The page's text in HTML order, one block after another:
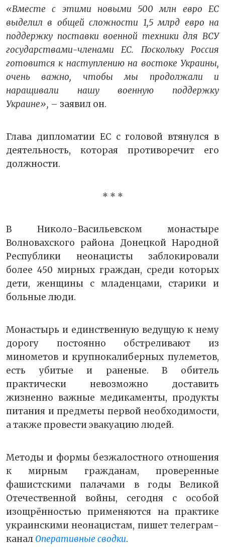
«Вместе с этими новыми 500 млн евро ЕС
выделил в общей сложности 1,5 млрд евро на
поддержку поставки военной техники для ВСУ
государствами-членами ЕС. Поскольку Россия
готовится к наступлению на востоке Украины,
очень важно, чтобы мы продолжали и
наращивали нашу военную поддержку
Украине», – заявил он.
Глава дипломатии ЕС с головой втянулся в
деятельность, которая противоречит его
должности.
* * *
В Николо-Васильевском монастыре
Волновахского района Донецкой Народной
Республики неонацисты заблокировали
более 450 мирных граждан, среди которых
дети, женщины с младенцами, старики и
больные люди.
Монастырь и единственную ведущую к нему
дорогу постоянно обстреливают из
минометов и крупнокалиберных пулеметов,
есть убитые и раненые. В обитель
практически невозможно доставить
жизненно важные медикаменты, продукты
питания и предметы первой необходимости,
а также провести эвакуацию людей.
Методы и формы безжалостного отношения
к мирным гражданам, проверенные
фашистскими палачами в годы Великой
Отечественной войны, сегодня с особой
изощрённостью применяются на практике
украинскими неонацистам, пишет телеграм-
канал Оперативные сводки.